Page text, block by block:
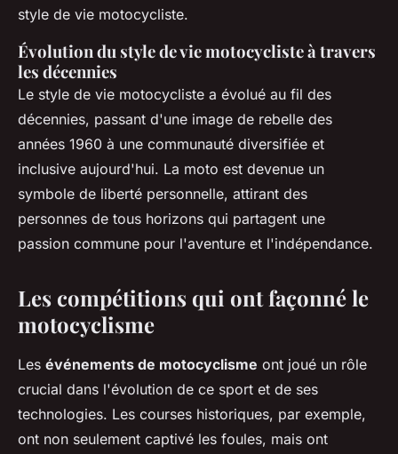
style de vie motocycliste.
Évolution du style de vie motocycliste à travers
les décennies
Le style de vie motocycliste a évolué au fil des
décennies, passant d'une image de rebelle des
années 1960 à une communauté diversifiée et
inclusive aujourd'hui. La moto est devenue un
symbole de liberté personnelle, attirant des
personnes de tous horizons qui partagent une
passion commune pour l'aventure et l'indépendance.
Les compétitions qui ont façonné le
motocyclisme
Les événements de motocyclisme ont joué un rôle
crucial dans l'évolution de ce sport et de ses
technologies. Les courses historiques, par exemple,
ont non seulement captivé les foules, mais ont